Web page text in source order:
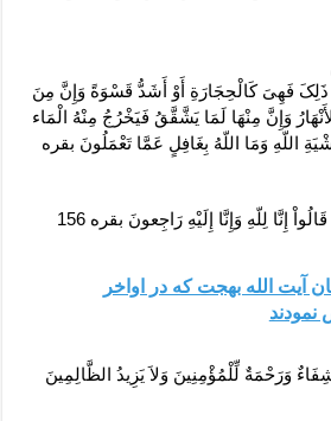
فَهِیَ کَالْحِجَارَةِ أَوْ أَشَدُّ قَسْوَةً وَإِنَّ مِنَ
وَإِنَّ مِنْهَا لَمَا یَشَّقَّقُ فَیَخْرُجُ مِنْهُ الْمَاء
اللّهِ وَمَا اللّهُ بِغَافِلٍ عَمَّا تَعْمَلُونَ بقره
إِنَّا لِلّهِ وَإِنَّا إِلَیْهِ رَاجِعونَ بقره 156
آیت الله بهجت که در اواخر
وَرَحْمَةٌ لِّلْمُؤْمِنِینَ وَلاَ یَزِیدُ الظَّالِمِینَ